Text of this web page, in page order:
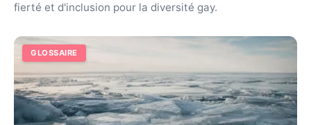
fierté et d'inclusion pour la diversité gay.
GLOSSAIRE